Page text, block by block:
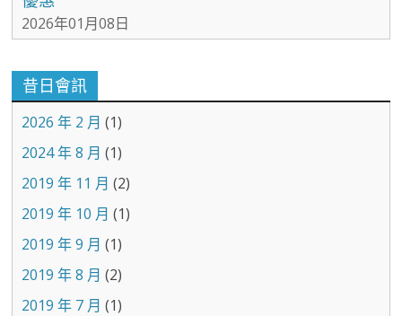
2026年01月08日
昔日會訊
2026 年 2 月 (1)
2024 年 8 月 (1)
2019 年 11 月 (2)
2019 年 10 月 (1)
2019 年 9 月 (1)
2019 年 8 月 (2)
2019 年 7 月 (1)